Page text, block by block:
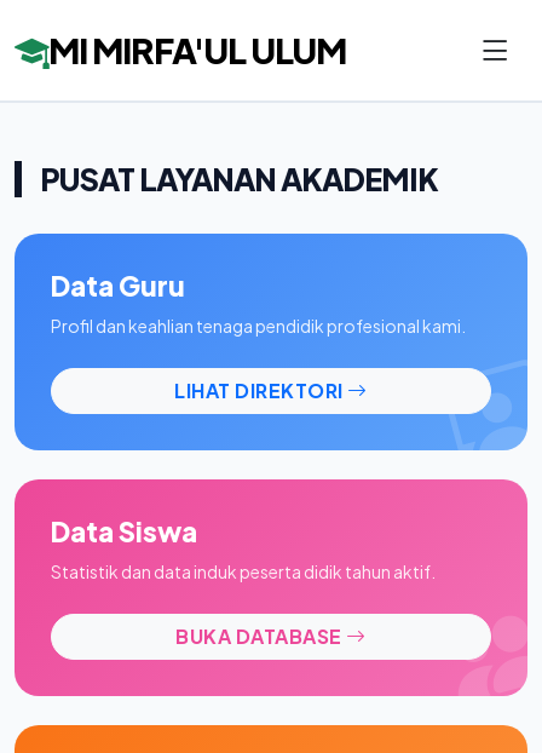
MI MIRFA'UL ULUM
PUSAT LAYANAN AKADEMIK
Data Guru
Profil dan keahlian tenaga pendidik profesional kami.
LIHAT DIREKTORI
Data Siswa
Statistik dan data induk peserta didik tahun aktif.
BUKA DATABASE